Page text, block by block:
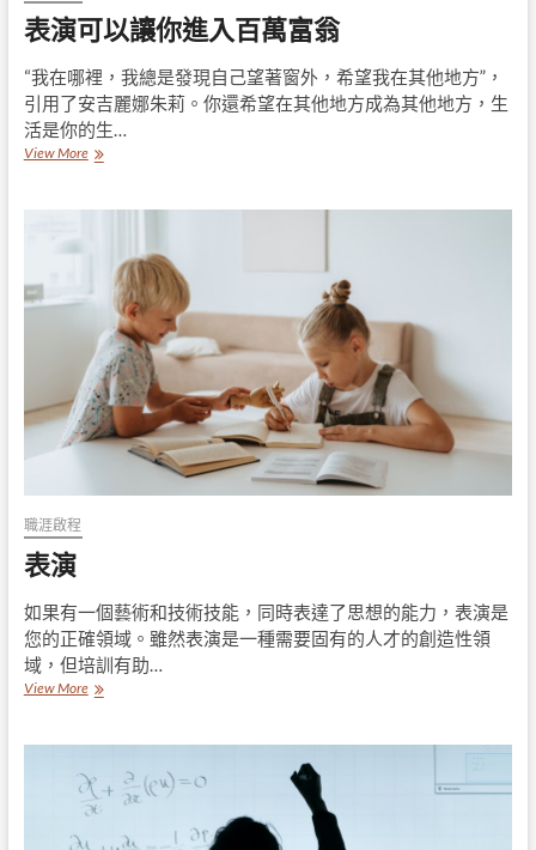
表演可以讓你進入百萬富翁
“我在哪裡，我總是發現自己望著窗外，希望我在其他地方”，
引用了安吉麗娜朱莉。你還希望在其他地方成為其他地方，生
活是你的生…
View More表
以
萬
富
翁
職涯啟程
表演
如果有一個藝術和技術技能，同時表達了思想的能力，表演是
您的正確領域。雖然表演是一種需要固有的人才的創造性領
域，但培訓有助…
View More表